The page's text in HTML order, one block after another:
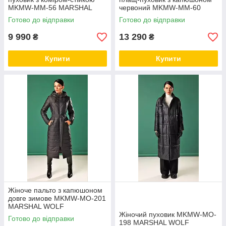
MKMW-ММ-56 MARSHAL
WOLF
Готово до відправки
9 990 ₴
Купити
червоний MKMW-ММ-60
MARSHAL WOLF
Готово до відправки
13 290 ₴
Купити
Жіноче пальто з капюшоном
довге зимове MKMW-MO-201
MARSHAL WOLF
Готово до відправки
Жіночий пуховик MKMW-MO-
198 MARSHAL WOLF